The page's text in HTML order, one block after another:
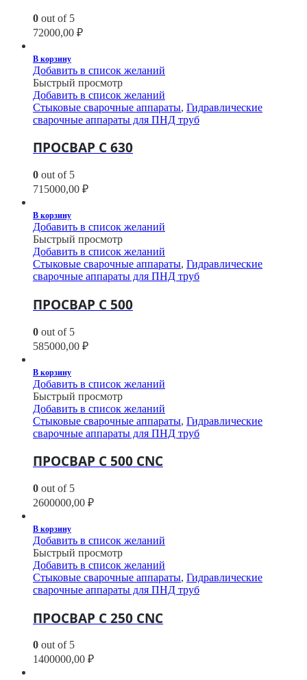
0 out of 5
72000,00 ₽
В корзину
Добавить в список желаний
Быстрый просмотр
Добавить в список желаний
Стыковые сварочные аппараты, Гидравлические
сварочные аппараты для ПНД труб
ПРОСВАР С 630
0 out of 5
715000,00 ₽
В корзину
Добавить в список желаний
Быстрый просмотр
Добавить в список желаний
Стыковые сварочные аппараты, Гидравлические
сварочные аппараты для ПНД труб
ПРОСВАР С 500
0 out of 5
585000,00 ₽
В корзину
Добавить в список желаний
Быстрый просмотр
Добавить в список желаний
Стыковые сварочные аппараты, Гидравлические
сварочные аппараты для ПНД труб
ПРОСВАР С 500 CNC
0 out of 5
2600000,00 ₽
В корзину
Добавить в список желаний
Быстрый просмотр
Добавить в список желаний
Стыковые сварочные аппараты, Гидравлические
сварочные аппараты для ПНД труб
ПРОСВАР С 250 CNC
0 out of 5
1400000,00 ₽